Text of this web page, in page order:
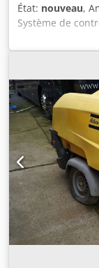
État: nouveau,
Système de
PE, système de
-10 °C
l x h) Régime
pleine charge :
maximale : 45
volumique (FAD)
fonctionnement
compresseur,
: PACE Marque
4045HI551
refroidisseur
Niveau
Nombre de